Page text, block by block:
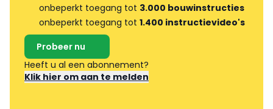
onbeperkt toegang tot 3.000 bouwinstructies
onbeperkt toegang tot 1.400 instructievideo's
Probeer nu
Heeft u al een abonnement?
Klik hier om aan te melden